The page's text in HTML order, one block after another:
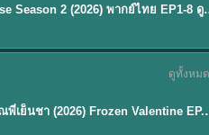
EP.8Paradise Season
ดูทั้งหม
ปิ๊งรักคุณพี่เย็